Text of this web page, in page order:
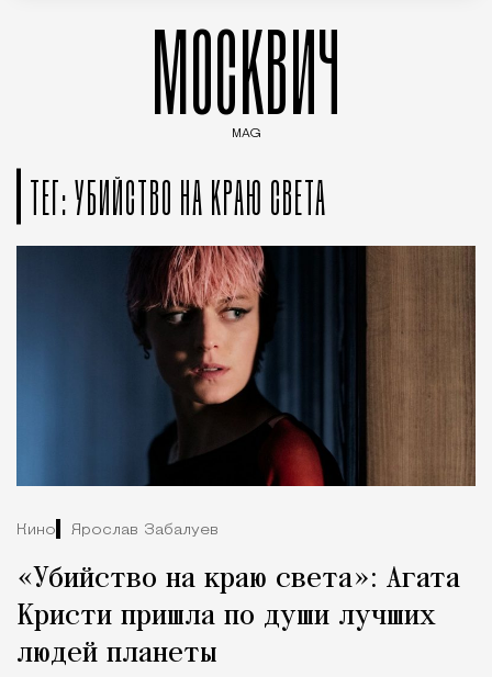
МОСКВИЧ
MAG
ТЕГ: УБИЙСТВО НА КРАЮ СВЕТА
Кино Ярослав Забалуев
«Убийство на краю света»: Агата
Кристи пришла по души лучших
людей планеты